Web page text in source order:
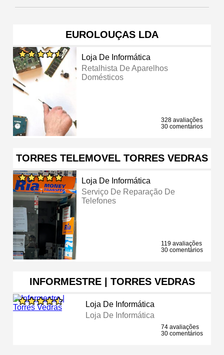
EUROLOUÇAS LDA
Loja De Informática
Retalhista De Aparelhos
Domésticos
328 avaliações
30 comentários
TORRES TELEMOVEL TORRES VEDRAS
Loja De Informática
Serviço De Reparação De
Telefones
119 avaliações
30 comentários
INFORMESTRE | TORRES VEDRAS
Loja De Informática
Loja De Informática
74 avaliações
30 comentários